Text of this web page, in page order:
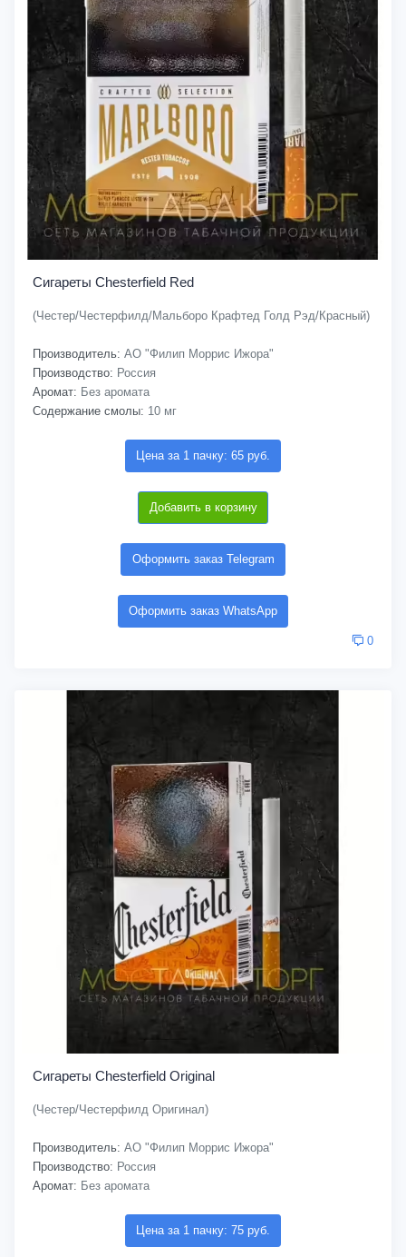
Сигареты Chesterfield Red
(Честер/Честерфилд/Мальборо Крафтед Голд Рэд/Красный)
Производитель: АО "Филип Моррис Ижора"
Производство: Россия
Аромат: Без аромата
Содержание смолы: 10 мг
Цена за 1 пачку: 65 руб.
Добавить в корзину
Оформить заказ Telegram
Оформить заказ WhatsApp
0
Сигареты Chesterfield Original
(Честер/Честерфилд Оригинал)
Производитель: АО "Филип Моррис Ижора"
Производство: Россия
Аромат: Без аромата
Цена за 1 пачку: 75 руб.